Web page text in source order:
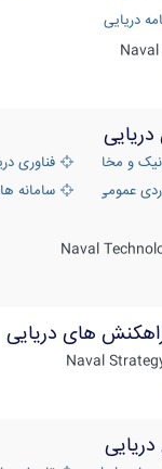
دریایی کپی
و مخابرات دریاییفناوری
عمومی
سامانه های
Naval
های دریایی
Naval